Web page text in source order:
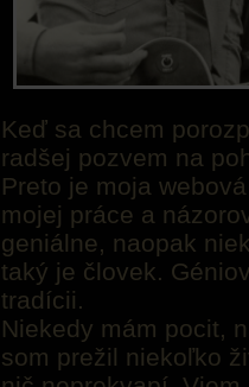
Keď sa chcem
radšej pozvem na
Preto je moja
mojej práce a
geniálne, naopak
taký je človek.
tradícii.
Niekedy mám pocit,
som prežil niekoľko